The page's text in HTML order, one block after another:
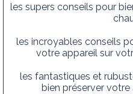
les supers conseils pour
les incroyables conseils
votre appareil sur
les fantastiques et
bien préserver